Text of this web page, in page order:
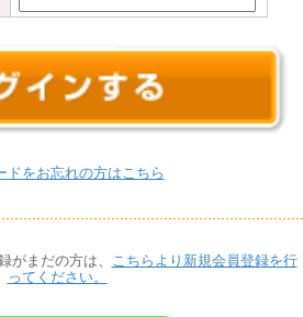
ドをお忘れの方はこちら
がまだの方は、 こちらより新規会員登録を行
ってください。